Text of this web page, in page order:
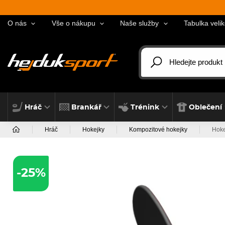
O nás Vše o nákupu Naše služby Tabulka
Hráč Brankář Trénink Oblečení
Hráč Hokejky Kompozitové hokejky
-25%